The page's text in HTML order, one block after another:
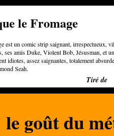
le Fromage
est un comic strip saignant, irrespectueux,
ses amis Duke, Violent Bob, Jésusman, et
idiotes, assez saignantes, totalement
Seah.
Tiré de
le goût du